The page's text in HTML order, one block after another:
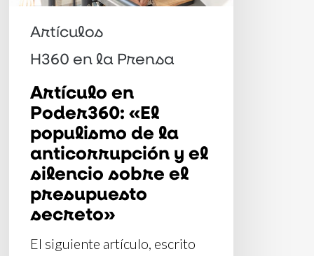
anticorrupción
silencio
sobre
presupuesto
secreto»
Artículos
H360 en la Prensa
Artículo en
Poder360: «El
populismo de la
anticorrupción y el
silencio sobre el
presupuesto
secreto»
El siguiente artículo, escrito